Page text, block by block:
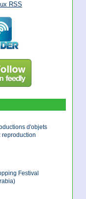
RSS
d'objets
reproduction
Festival